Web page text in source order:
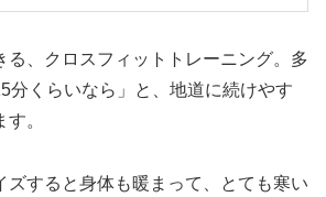
る、クロスフィットトレーニング。多
分くらいなら」と、地道に続けやす
。
ズすると身体も暖まって、とても寒い